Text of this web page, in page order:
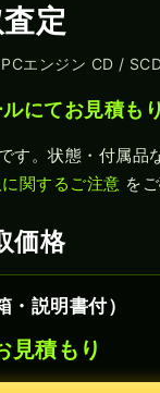
定
エンジン CD /
にてお見積もり
す。状態・付属品
関するご注意 を
価格
・説明書付）
見積もり